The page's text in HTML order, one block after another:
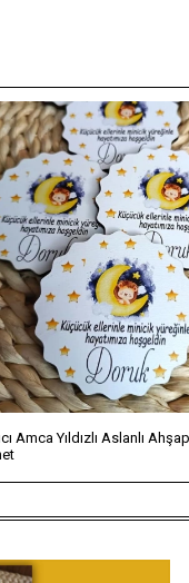
Amca Yıldızlı Aslanlı Ahşap